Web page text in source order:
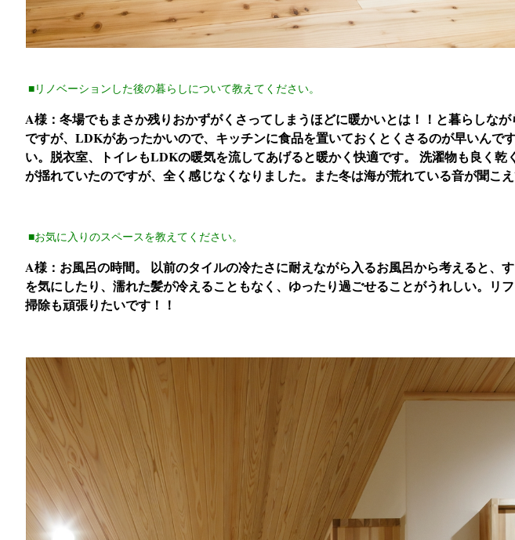
■リノベーションした後の暮らしについて教えてください。
A様：冬場でもまさか残りおかずがくさってしまうほどに暖かいとは！！と暮らしな
ですが、LDKがあったかいので、キッチンに食品を置いておくとくさるのが早いん
い。脱衣室、トイレもLDKの暖気を流してあげると暖かく快適です。 洗濯物も良く
が揺れていたのですが、全く感じなくなりました。また冬は海が荒れている音が聞こ
■お気に入りのスペースを教えてください。
A様：お風呂の時間。 以前のタイルの冷たさに耐えながら入るお風呂から考えると
を気にしたり、濡れた髪が冷えることもなく、ゆったり過ごせることがうれしい。
掃除も頑張りたいです！！